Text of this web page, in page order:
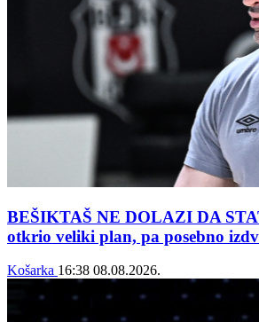
BEŠIKTAŠ NE DOLAZI DA
otkrio veliki plan, pa posebno
Košarka 16:38 08.08.2026.